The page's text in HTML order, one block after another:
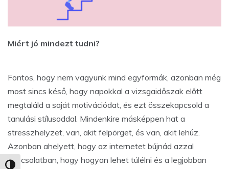
Miért jó mindezt tudni?
Fontos, hogy nem vagyunk mind egyformák, azonban még
most sincs késő, hogy napokkal a vizsgaidőszak előtt
megtaláld a saját motivációdat, és ezt összekapcsold a
tanulási stílusoddal. Mindenkire másképpen hat a
stresszhelyzet, van, akit felpörget, és van, akit lehúz.
Azonban ahelyett, hogy az internetet bújnád azzal
kapcsolatban, hogy hogyan lehet túlélni és a legjobban